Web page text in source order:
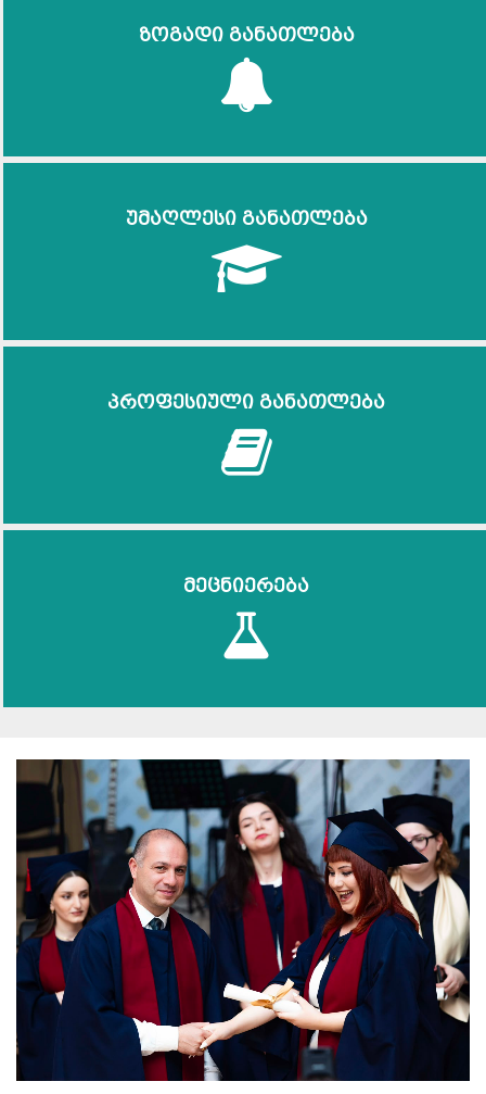
ზოგადი განათლება
უმაღლესი განათლება
პროფესიული განათლება
მეცნიერება